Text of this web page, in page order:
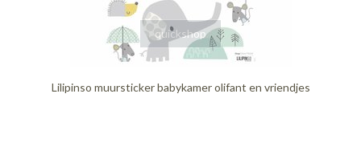
quickshop
Lilipinso muursticker babykamer olifant en vriendjes